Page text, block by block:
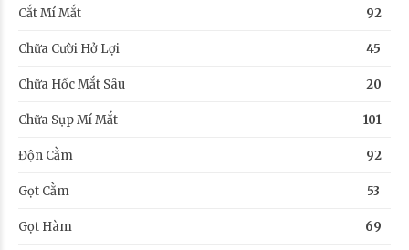
Cắt Mí Mắt 92
Chữa Cười Hở Lợi 45
Chữa Hốc Mắt Sâu 20
Chữa Sụp Mí Mắt 101
Độn Cằm 92
Gọt Cằm 53
Gọt Hàm 69